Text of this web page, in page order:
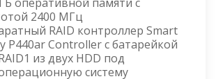
2400 МГц
RAID контроллер Smart
P440ar Controller с батарейкой
из двух HDD под
систему